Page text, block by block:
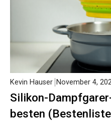
Silikon-
besten
Kevin Hauser November 4,